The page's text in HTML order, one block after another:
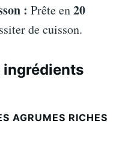
: Prête en20
de cuisson.
ingrédients
AGRUMES RICHES